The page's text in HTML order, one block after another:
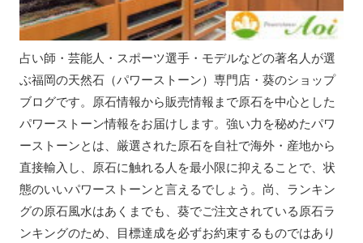
占い師・芸能人・スポーツ選手・モデルなどの著名人が選
ぶ福岡の天然石（パワーストーン）専門店・葵のショップ
ブログです。原石情報から販売情報まで原石を中心とした
パワーストーン情報をお届けします。強い力を秘めたパワ
ーストーンとは、厳選された原石を自社で海外・産地から
直接輸入し、原石に触れる人を最小限に抑えることで、状
態のいいパワーストーンと言えるでしょう。尚、ランキン
グの原石風水はあくまでも、葵でご注文されている原石ラ
ンキングのため、目標達成を必ずお約束するものではあり